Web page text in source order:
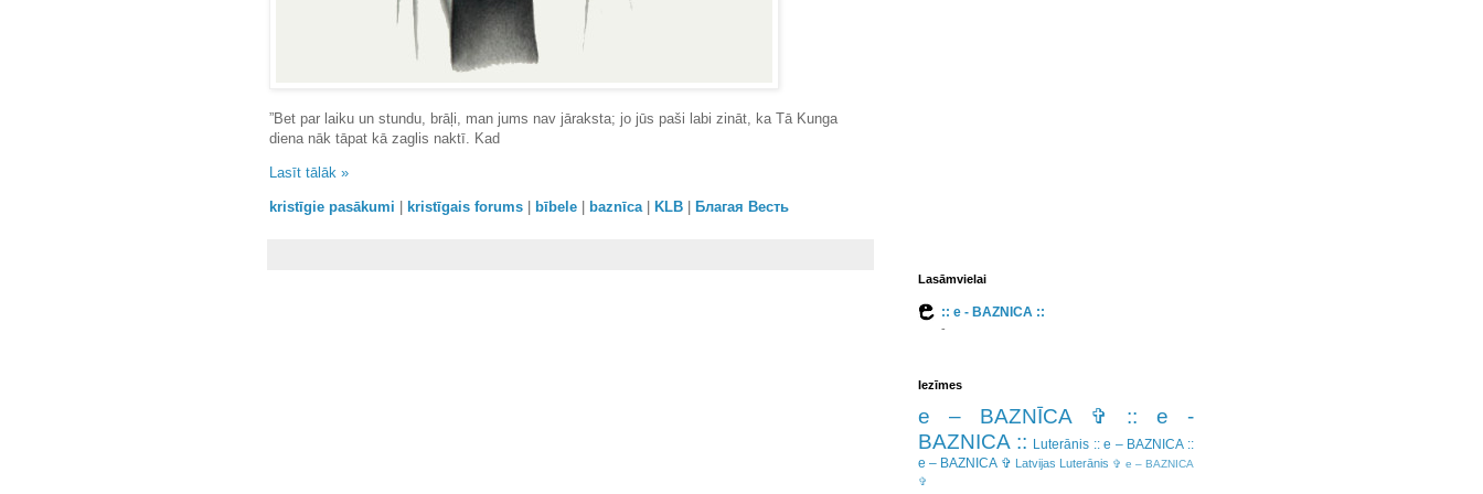
”Bet par laiku un stundu, brāļi, man jums nav jāraksta; jo jūs paši labi zināt, ka Tā Kunga
diena nāk tāpat kā zaglis naktī. Kad
Lasīt tālāk »
kristīgie pasākumi kristīgais forums bībele baznīca| KLB Благая Весть
Lasāmvielai
:: e - BAZNICA ::
-
Iezīmes
e – BAZNĪCA ✞
:: e -
BAZNICA :: Luterānis :: e – BAZNICA ::
e – BAZNICA ✞ Latvijas Luterānis ✞ e – BAZNICA
✞